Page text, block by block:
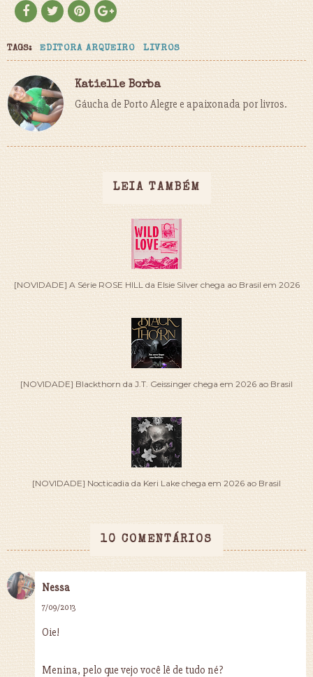
TAGS: EDITORA ARQUEIRO LIVROS
Katielle Borba
Gáucha de Porto Alegre e apaixonada por livros.
LEIA TAMBÉM
[NOVIDADE] A Série ROSE HILL da Elsie Silver chega ao Brasil em 2026
[NOVIDADE] Blackthorn da J.T. Geissinger chega em 2026 ao Brasil
[NOVIDADE] Nocticadia da Keri Lake chega em 2026 ao Brasil
10 COMENTÁRIOS
Nessa
7/09/2013
Oie!
Menina, pelo que vejo você lê de tudo né?